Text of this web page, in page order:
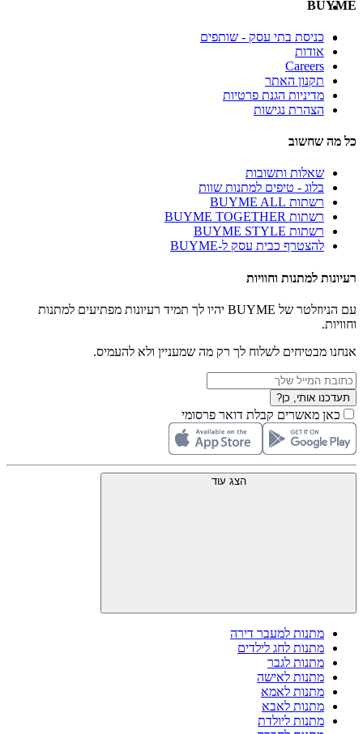
BUYME
כניסת בתי עסק - שותפים
אודות
Careers
תקנון האתר
מדיניות הגנת פרטיות
הצהרת נגישות
כל מה שחשוב
שאלות ותשובות
בלוג - טיפים למתנות שוות
רשתות BUYME ALL
רשתות BUYME TOGETHER
רשתות BUYME STYLE
להצטרף כבית עסק ל-BUYME
רעיונות למתנות וחוויות
עם הניוזלטר של BUYME יהיו לך תמיד רעיונות מפתיעים למתנות
וחוויות.
אנחנו מבטיחים לשלוח לך רק מה שמעניין ולא להעמיס.
תעדכנו אותי, כן?
כאן מאשרים קבלת דואר פרסומי
הצג עוד
מתנות למעבר דירה
מתנות לחג לילדים
מתנות לגבר
מתנות לאישה
מתנות לאמא
מתנות לאבא
מתנות ליולדת